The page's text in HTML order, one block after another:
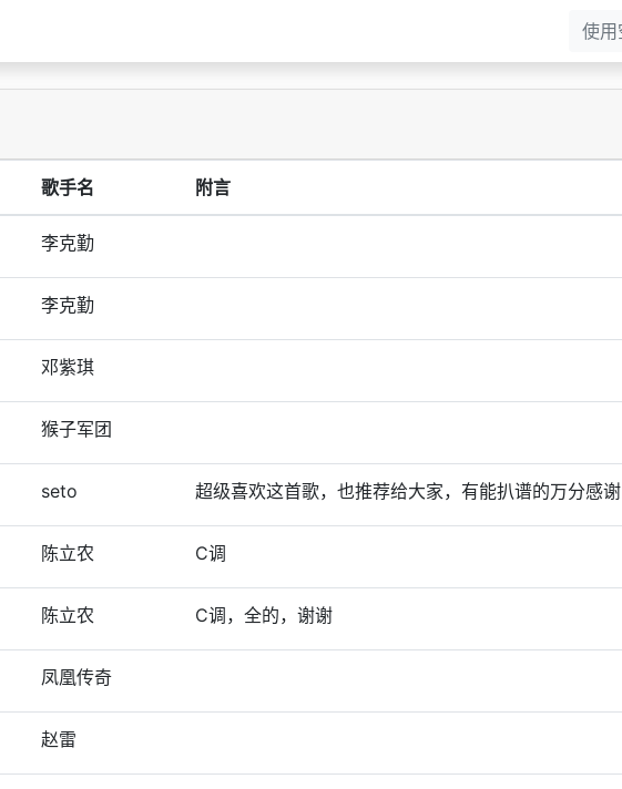
歌手名 附言
李克勤
李克勤
邓紫琪
猴子军团
seto 超级喜欢这首歌，也推荐给大家，有能扒谱的万分感谢
陈立农 C调
陈立农 C调，全的，谢谢
凤凰传奇
赵雷